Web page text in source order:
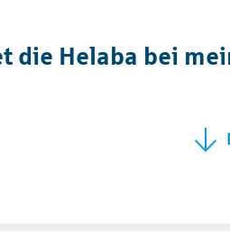
die Helaba bei